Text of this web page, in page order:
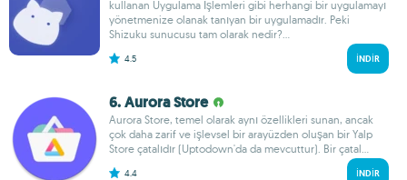
kullanan Uygulama İşlemleri gibi herhangi bir uygulamayı
yönetmenize olanak tanıyan bir uygulamadır. Peki
Shizuku sunucusu tam olarak nedir?...
4.5 İNDIR
6. Aurora Store
Aurora Store, temel olarak aynı özellikleri sunan, ancak
çok daha zarif ve işlevsel bir arayüzden oluşan bir Yalp
Store çatalıdır (Uptodown'da da mevcuttur). Bir çatal...
4.4 İNDIR